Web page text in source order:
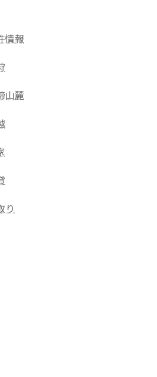
情報
山麓
り